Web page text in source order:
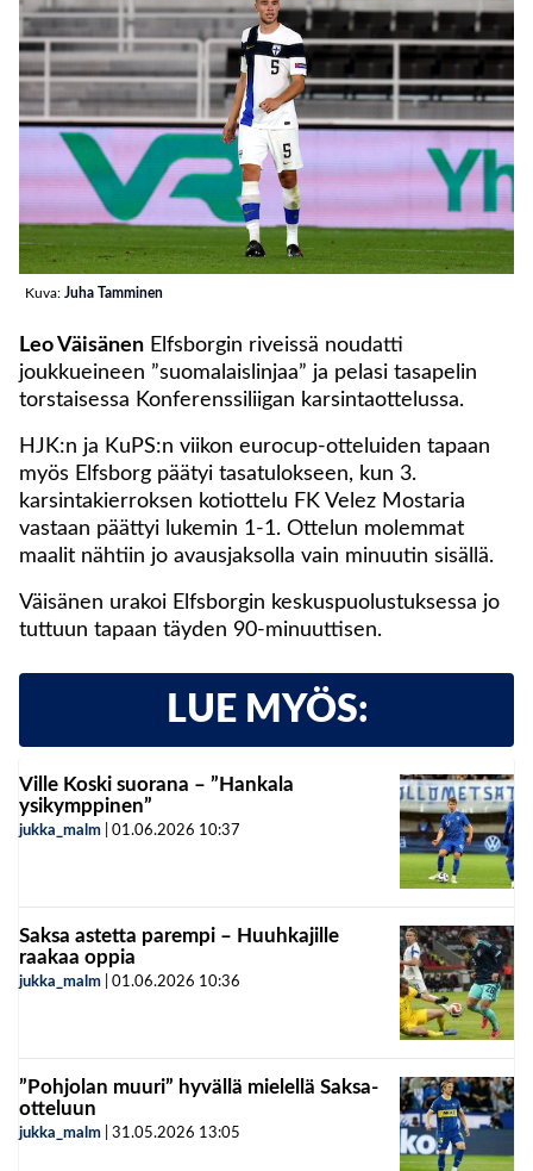
Kuva: Juha Tamminen
Leo Väisänen Elfsborgin riveissä noudatti
joukkueineen ”suomalaislinjaa” ja pelasi tasapelin
torstaisessa Konferenssiliigan karsintaottelussa.
HJK:n ja KuPS:n viikon eurocup-otteluiden tapaan
myös Elfsborg päätyi tasatulokseen, kun 3.
karsintakierroksen kotiottelu FK Velez Mostaria
vastaan päättyi lukemin 1-1. Ottelun molemmat
maalit nähtiin jo avausjaksolla vain minuutin sisällä.
Väisänen urakoi Elfsborgin keskuspuolustuksessa jo
tuttuun tapaan täyden 90-minuuttisen.
LUE MYÖS:
Ville Koski suorana – ”Hankala
ysikymppinen”
jukka_malm 01.06.2026 10:37
Saksa astetta parempi – Huuhkajille
raakaa oppia
jukka_malm 01.06.2026 10:36
”Pohjolan muuri” hyvällä mielellä Saksa-
otteluun
jukka_malm 31.05.2026 13:05